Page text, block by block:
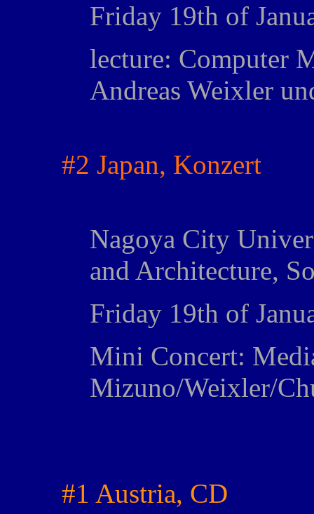
Friday 19th of
lecture: Computer
Andreas Weixler
#2 Japan, Konzert
Nagoya City
and Architecture,
Friday 19th of
Mini Concert:
Mizuno/Weixler/
#1 Austria, CD